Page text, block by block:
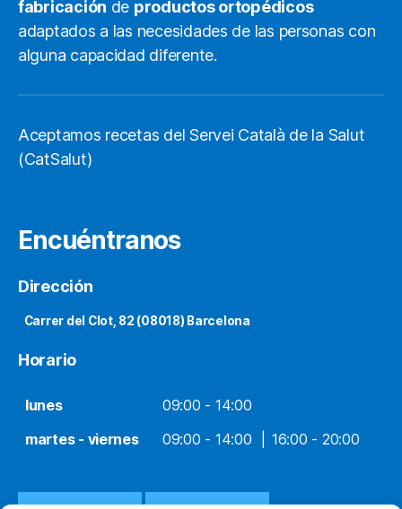
fabricación de productos ortopédicos
adaptados a las necesidades de las personas con
alguna capacidad diferente.
Aceptamos recetas del Servei Català de la Salut
(CatSalut)
Encuéntranos
Dirección
Carrer del Clot, 82 (08018) Barcelona
Horario
lunes
09:00 - 14:00
martes - viernes
09:00 - 14:00 16:00 - 20:00